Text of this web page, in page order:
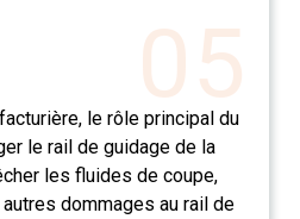
05
le rôle principal du
le rail de guidage de la
les fluides de coupe,
dommages au rail de